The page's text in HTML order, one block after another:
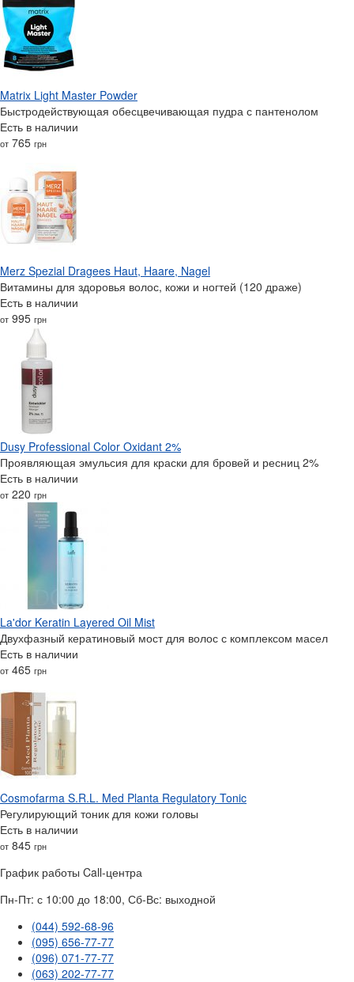
Matrix Light Master Powder
Быстродействующая обесцвечивающая пудра с пантенолом
Есть в наличии
от 765 грн
Merz Spezial Dragees Haut, Haare, Nagel
Витамины для здоровья волос, кожи и ногтей (120 драже)
Есть в наличии
от 995 грн
Dusy Professional Color Oxidant 2%
Проявляющая эмульсия для краски для бровей и ресниц 2%
Есть в наличии
от 220 грн
La'dor Keratin Layered Oil Mist
Двухфазный кератиновый мост для волос с комплексом масел
Есть в наличии
от 465 грн
Cosmofarma S.R.L. Med Planta Regulatory Tonic
Регулирующий тоник для кожи головы
Есть в наличии
от 845 грн
График работы Call-центра
Пн-Пт: с 10:00 до 18:00, Сб-Вс: выходной
(044) 592-68-96
(095) 656-77-77
(096) 071-77-77
(063) 202-77-77